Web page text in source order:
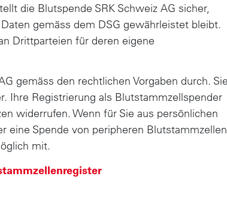
die Blutspende SRK Schweiz AG sicher,
gemäss dem DSG gewährleistet bleibt.
Drittparteien für deren eigene
gemäss den rechtlichen Vorgaben durch. Sie
Ihre Registrierung als Blutstammzellspender
widerrufen. Wenn für Sie aus persönlichen
eine Spende von peripheren Blutstammzellen
mit.